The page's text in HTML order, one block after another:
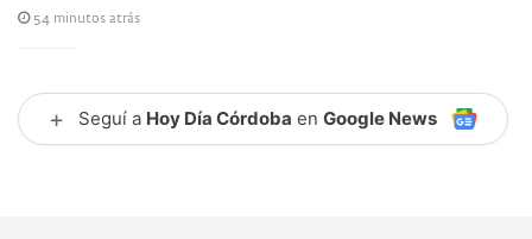
54 minutos atrás
+ Seguí a Hoy Día Córdoba en Google News